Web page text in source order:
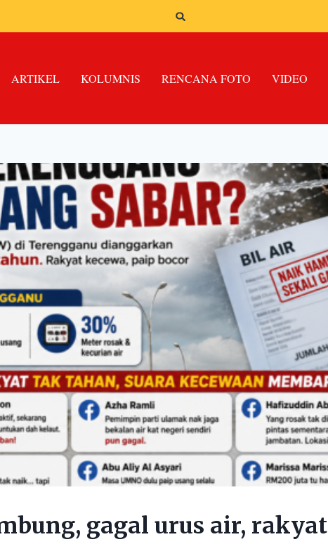
ARTIKEL KOLUMNIS RENCANA FOTO VIDEO
gagal urus air, rakyat